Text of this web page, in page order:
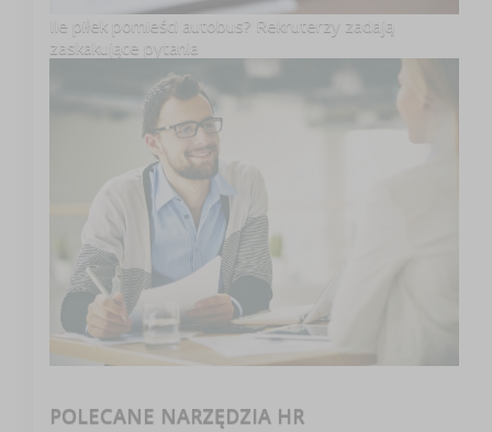
Ile piłek pomieści autobus? Rekruterzy zadają
zaskakujące pytania
POLECANE NARZĘDZIA HR